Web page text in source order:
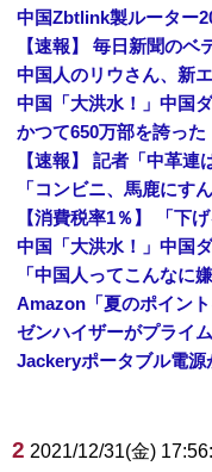
2 2021/12/31(金)